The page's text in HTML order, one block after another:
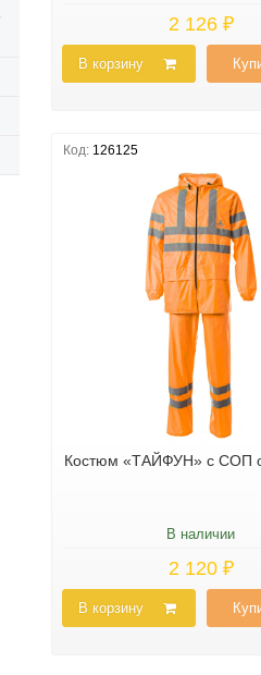
2 126 ₽
В корзину
Код: 126125
Костюм «ТАЙФУН» с СОП
В наличии
2 120 ₽
В корзину